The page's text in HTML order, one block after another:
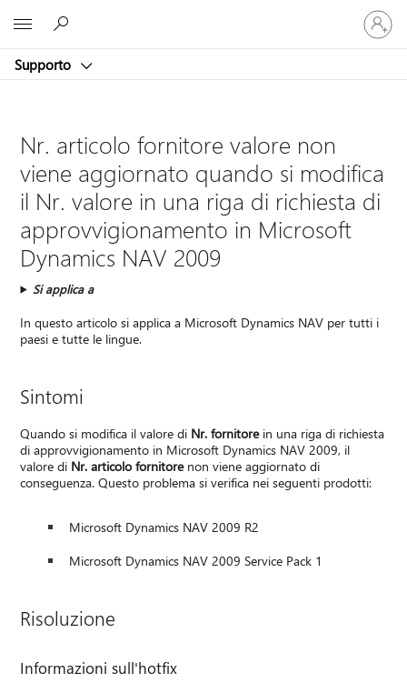
Supporto
Accedi
con
il
account
Nr. articolo fornitore valore non
viene aggiornato quando si modifica
il Nr. valore in una riga di richiesta di
approvvigionamento in Microsoft
Dynamics NAV 2009
Si applica a
In questo articolo si applica a Microsoft Dynamics NAV per tutti i
paesi e tutte le lingue.
Sintomi
Quando si modifica il valore di Nr. fornitorein una riga di richiesta
di approvvigionamento in Microsoft Dynamics NAV 2009, il
valore di Nr. articolo fornitorenon viene aggiornato di
conseguenza. Questo problema si verifica nei seguenti prodotti:
Microsoft Dynamics NAV 2009 R2
Microsoft Dynamics NAV 2009 Service Pack 1
Risoluzione
Informazioni sull'hotfix